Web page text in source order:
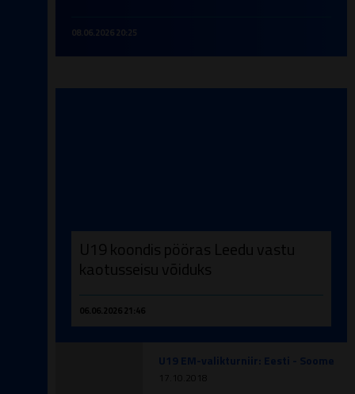
08.06.2026 20:25
U19 koondis pööras Leedu vastu
kaotusseisu võiduks
06.06.2026 21:46
U19 EM-valikturniir: Eesti - Soome
17.10.2018